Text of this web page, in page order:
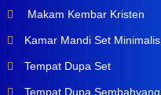
Makam Kembar Kristen
Kamar Mandi Set Minimalis
Tempat Dupa Set
Tempat Dupa Sembahyang